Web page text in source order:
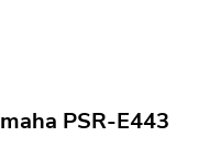
PSR-E443